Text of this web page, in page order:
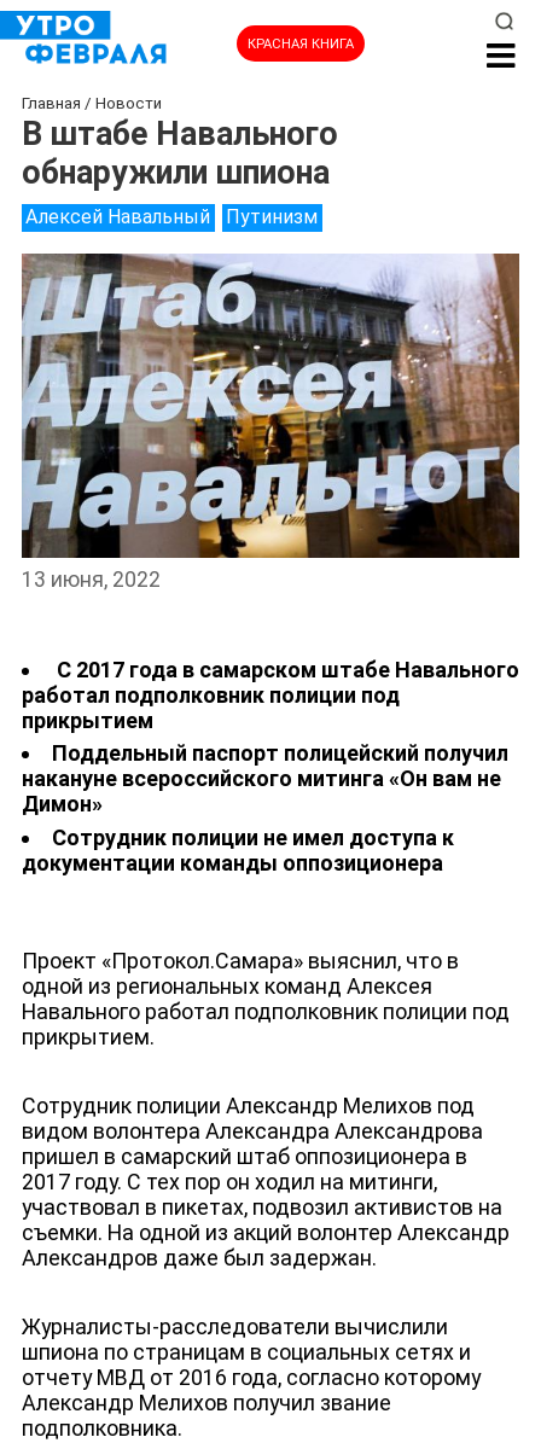
КРАСНАЯ КНИГА
НОВОСТИ
ДЕПУТАТЫ К СЪЕЗДУ
Главная / Новости
В штабе Навального
обнаружили шпиона
Алексей Навальный Путинизм
13 июня, 2022
С 2017 года в самарском штабе Навального
работал подполковник полиции под
прикрытием
Поддельный паспорт полицейский получил
накануне всероссийского митинга «Он вам не
Димон»
Сотрудник полиции не имел доступа к
документации команды оппозиционера
Проект «Протокол.Самара» выяснил, что в
одной из региональных команд Алексея
Навального работал подполковник полиции под
прикрытием.
Сотрудник полиции Александр Мелихов под
видом волонтера Александра Александрова
пришел в самарский штаб оппозиционера в
2017 году. С тех пор он ходил на митинги,
участвовал в пикетах, подвозил активистов на
съемки. На одной из акций волонтер Александр
Александров даже был задержан.
Журналисты-расследователи вычислили
шпиона по страницам в социальных сетях и
отчету МВД от 2016 года, согласно которому
Александр Мелихов получил звание
подполковника.